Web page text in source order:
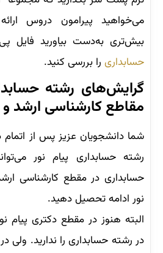
می‌خواهید پیرامون دروس
بیش‌تری به‌دست بیاورید فایل
حسابداری را بررسی کنید.
گرایش‌های رشته
مقاطع کارشناسی ارشد
شما دانشجویان عزیز پس از
رشته حسابداری پیام نور
حسابداری در مقطع کارشناسی
نور ادامه تحصیل دهید.
البته هنوز در مقطع دکتری پیام
در رشته حسابداری را ندارید. ولی